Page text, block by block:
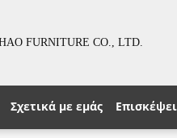
FURNITURE CO., LTD.
Σχετικά με εμάς